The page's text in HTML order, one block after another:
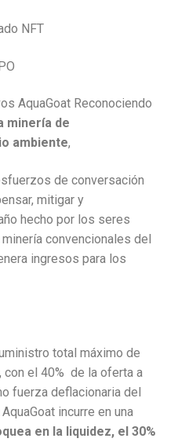
NFT
AquaGoat Reconociendo
minería de
ambiente,
de conversación
mitigar y
hecho por los seres
convencionales del
ingresos para los
total máximo de
el 40% de la oferta a
fuerza deflacionaria del
incurre en una
en la liquidez, el 30%